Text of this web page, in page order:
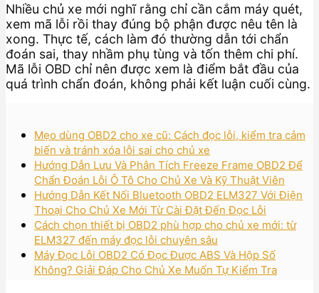
Nhiều chủ xe mới nghĩ rằng chỉ cần cắm máy quét,
xem mã lỗi rồi thay đúng bộ phận được nêu tên là
xong. Thực tế, cách làm đó thường dẫn tới chẩn
đoán sai, thay nhầm phụ tùng và tốn thêm chi phí.
Mã lỗi OBD chỉ nên được xem là điểm bắt đầu của
quá trình chẩn đoán, không phải kết luận cuối cùng.
Mẹo dùng OBD2 cho xe cũ: Cách đọc lỗi, kiểm tra cảm
biến và tránh xóa lỗi sai cho chủ xe
Hướng Dẫn Lưu Và Phân Tích Freeze Frame OBD2 Để
Chẩn Đoán Lỗi Ô Tô Cho Chủ Xe Và Kỹ Thuật Viên
Hướng Dẫn Kết Nối Bluetooth OBD2 ELM327 Với Điện
Thoại Cho Chủ Xe Mới Từ Cài Đặt Đến Đọc Lỗi
Cách chọn thiết bị OBD2 phù hợp cho chủ xe mới: từ
ELM327 đến máy đọc lỗi chuyên sâu
Máy Đọc Lỗi OBD2 Có Đọc Được ABS Và Hộp Số
Không? Giải Đáp Cho Chủ Xe Muốn Tự Kiểm Tra